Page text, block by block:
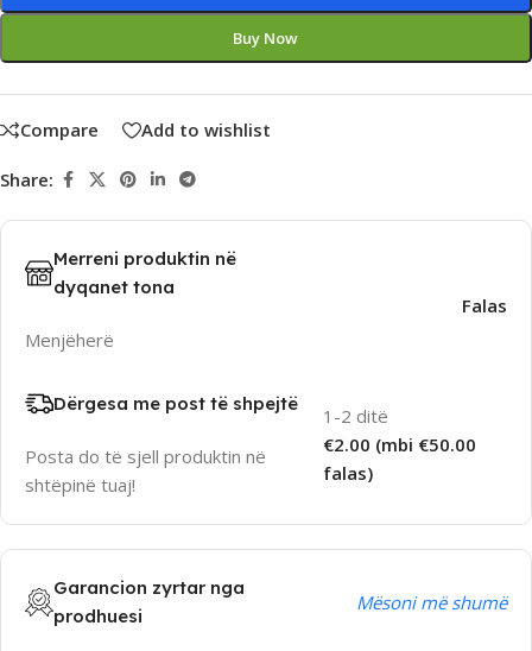
Buy Now
Compare Add to wishlist
Share:
Merreni produktin në
dyqanet tona
Menjëherë
Falas
Dërgesa me post të shpejtë
Posta do të sjell produktin në
shtëpinë tuaj!
1-2 ditë
€2.00 (mbi €50.00
falas)
Garancion zyrtar nga
prodhuesi
Mësoni më shumë